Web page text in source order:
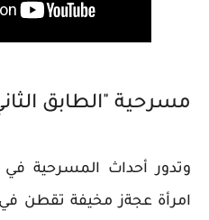
مسرحية "الطابق
وتدور أحداث المسرحية
امرأة عجةز مخيفة تقطن